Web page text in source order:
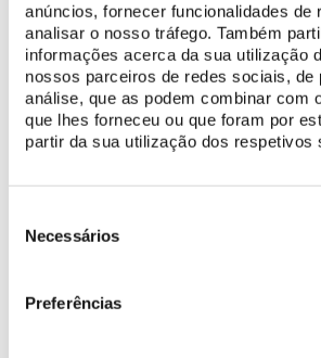
anúncios, fornecer funcionalidades de
analisar o nosso tráfego. Também
informações acerca da sua utilização
nossos parceiros de redes sociais, de
análise, que as podem combinar com
que lhes forneceu ou que foram por
partir da sua utilização dos respetivos
Necessários
Preferências
Plus d'information
Histoire du Château des Maures
Découvrez les ressources numériques disponibles
Endroits à découvrir